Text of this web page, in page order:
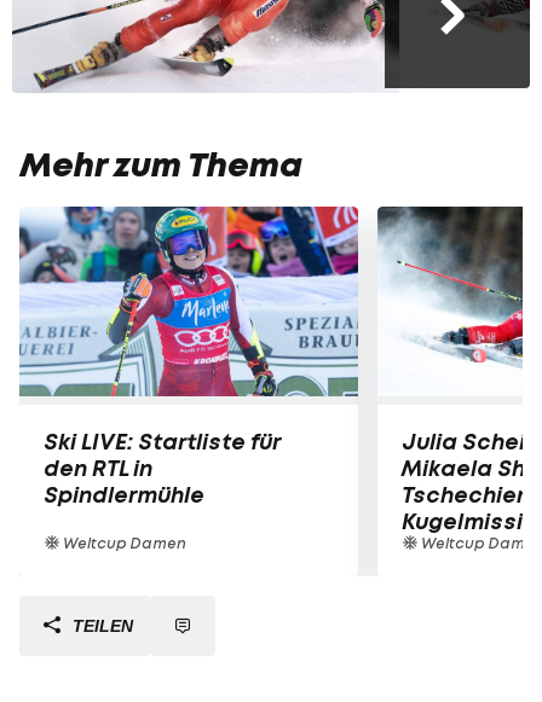
Mehr zum Thema
Ski LIVE: Startliste für
den RTL in
Spindlermühle
Weltcup Damen
Julia
Mikaela
Tschechien
Weltcup
TEILEN